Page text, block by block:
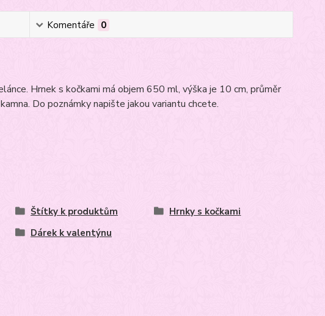
Komentáře 0
Hrnek s kočkami má objem 650 ml, výška je 10 cm, průměr
Do poznámky napište jakou variantu chcete.
Štítky k produktům
Hrnky s kočkami
Dárek k valentýnu